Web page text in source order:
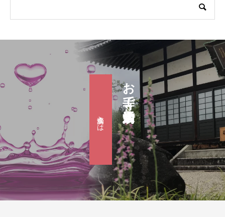
お寺で婚活『滴水会』
滴水会とは